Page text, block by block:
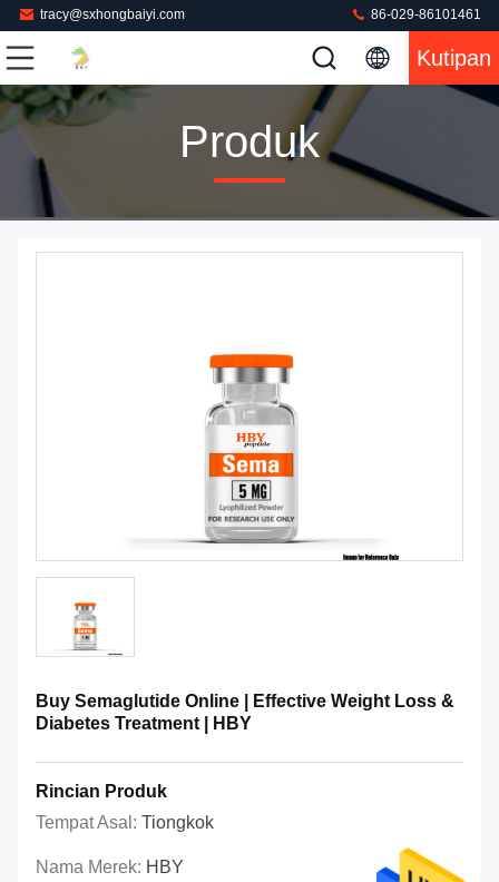
tracy@sxhongbaiyi.com 86-029-86101461
Kutipan
Produk
Buy Semaglutide Online | Effective Weight Loss &
Diabetes Treatment | HBY
Rincian Produk
Tempat Asal: Tiongkok
Nama Merek: HBY